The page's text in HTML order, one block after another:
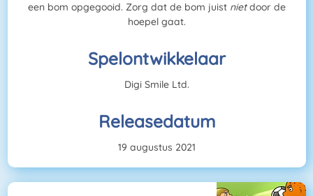
een bom opgegooid. Zorg dat de bom juist nietdoor de
hoepel gaat.
Spelontwikkelaar
Digi Smile Ltd.
Releasedatum
19 augustus 2021